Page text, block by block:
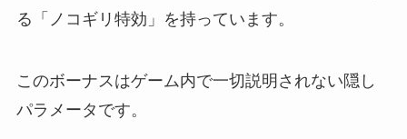
る「ノコギリ特効」を持っています。
このボーナスはゲーム内で一切説明されない隠し
パラメータです。